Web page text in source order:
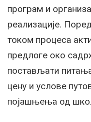
програм и
реализације.
током процеса
предлоге око
постављати
цену и услове
појашњења од